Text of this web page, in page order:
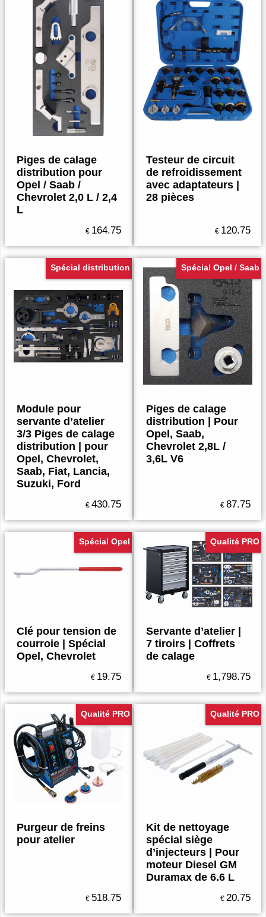
Piges de calage
distribution pour
Opel / Saab /
Chevrolet 2,0 L / 2,4
L
€ 164.75
Testeur de circuit
de refroidissement
avec adaptateurs |
28 pièces
€ 120.75
Spécial distribution
Module pour
servante d’atelier
3/3 Piges de calage
distribution | pour
Opel, Chevrolet,
Saab, Fiat, Lancia,
Suzuki, Ford
€ 430.75
Spécial Opel / Saab
Piges de calage
distribution | Pour
Opel, Saab,
Chevrolet 2,8L /
3,6L V6
€ 87.75
Spécial Opel
Clé pour tension de
courroie | Spécial
Opel, Chevrolet
€ 19.75
Qualité PRO
Servante d’atelier |
7 tiroirs | Coffrets
de calage
€ 1,798.75
Qualité PRO
Purgeur de freins
pour atelier
€ 518.75
Qualité PRO
Kit de nettoyage
spécial siège
d’injecteurs | Pour
moteur Diesel GM
Duramax de 6.6 L
€ 20.75